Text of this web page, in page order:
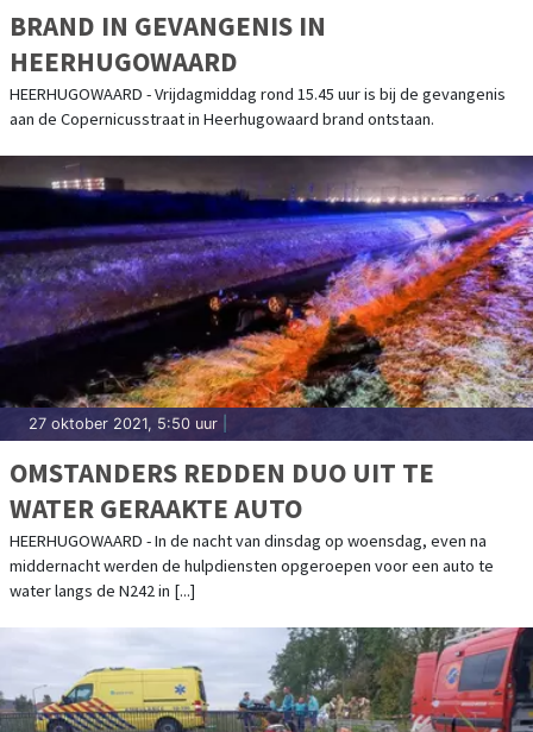
BRAND IN GEVANGENIS IN
HEERHUGOWAARD
HEERHUGOWAARD - Vrijdagmiddag rond 15.45 uur is bij de gevangenis
aan de Copernicusstraat in Heerhugowaard brand ontstaan.
27 oktober 2021, 5:50 uur
OMSTANDERS REDDEN DUO UIT TE
WATER GERAAKTE AUTO
HEERHUGOWAARD - In de nacht van dinsdag op woensdag, even na
middernacht werden de hulpdiensten opgeroepen voor een auto te
water langs de N242 in [...]